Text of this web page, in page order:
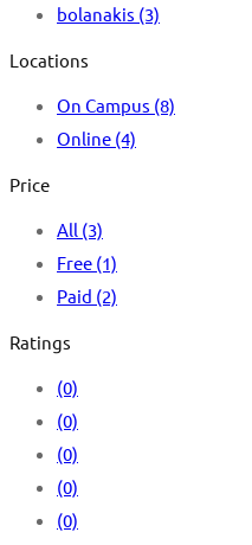
bolanakis (3)
Locations
On Campus (8)
Online (4)
Price
All (3)
Free (1)
Paid (2)
Ratings
(0)
(0)
(0)
(0)
(0)